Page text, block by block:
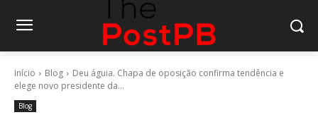
Início Blog
Deu águia. Chapa de oposição confirma tendência e
elege novo presidente da...
Blog